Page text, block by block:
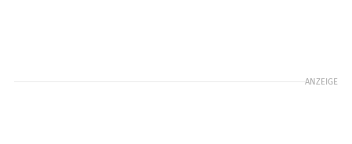
ANZEIGE